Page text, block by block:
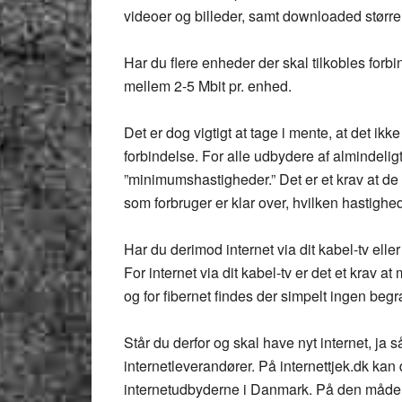
videoer og billeder, samt downloaded
Har du flere enheder der skal tilkobles
mellem 2-5 Mbit pr. enhed.
Det er dog vigtigt at tage i mente, at det
forbindelse. For alle udbydere af
”minimumshastigheder.” Det er et krav at
som forbruger er klar over, hvilken
Har du derimod internet via dit kabel-tv
For internet via dit kabel-tv er det et krav
og for fibernet findes der simpelt ingen
Står du derfor og skal have nyt internet, ja
internetleverandører. På internettjek.dk kan
internetudbyderne i Danmark. På den